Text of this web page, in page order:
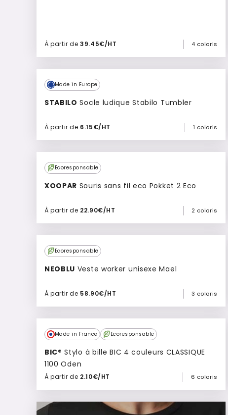
À partir de39.45€/HT 4 coloris
Ajouter à mon devis
Made in Europe
STABILO Socle ludique Stabilo Tumbler
À partir de 6.15€/HT 1 coloris
Ajouter à mon devis
Culte
Ecoresponsable
XOOPAR Souris sans fil eco Pokket 2 Eco
À partir de 22.90€/HT 2 coloris
Ajouter à mon devis
Ecoresponsable
NEOBLU Veste worker unisexe Mael
À partir de 58.90€/HT 3 coloris
Ajouter à mon devis
Culte
Made in France Ecoresponsable
BIC® Stylo à bille BIC 4 couleurs CLASSIQUE
1100 Oden
À partir de 2.10€/HT 6 coloris
Ajouter à mon devis